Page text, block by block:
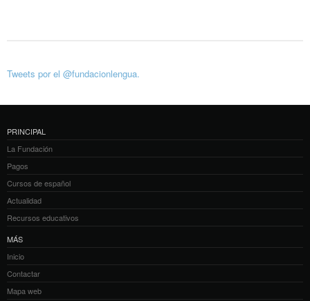
Tweets por el @fundacionlengua.
PRINCIPAL
La Fundación
Pagos
Cursos de español
Actualidad
Recursos educativos
MÁS
Inicio
Contactar
Mapa web